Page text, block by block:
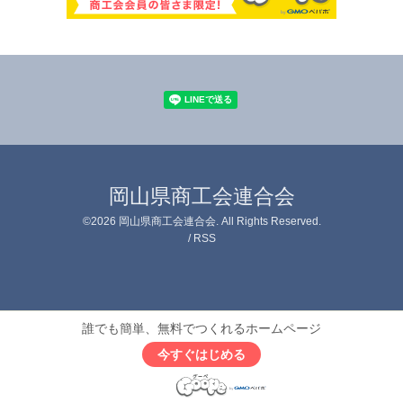
岡山県商工会連合会
©2026 岡山県商工会連合会. All Rights Reserved.
/ RSS
誰でも簡単、無料でつくれるホームページ
今すぐはじめる